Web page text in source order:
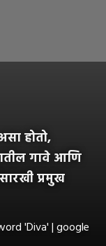
होतो,
गावे आणि
प्रमुख
'Diva' | google